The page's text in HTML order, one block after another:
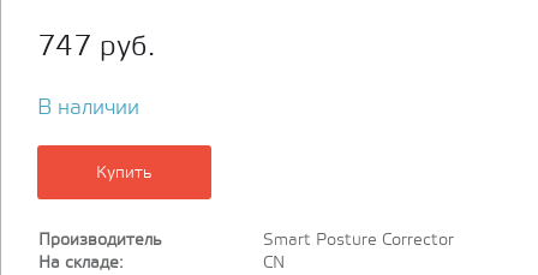
747 руб.
В наличии
Купить
Производитель
Smart Posture Corrector
На складе:
CN